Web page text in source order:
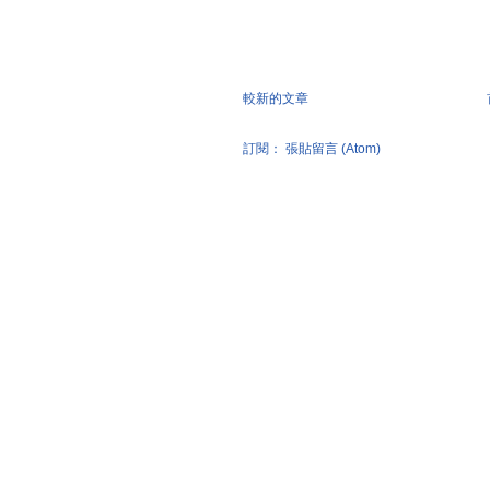
較新的文章
訂閱： 張貼留言 (Atom)